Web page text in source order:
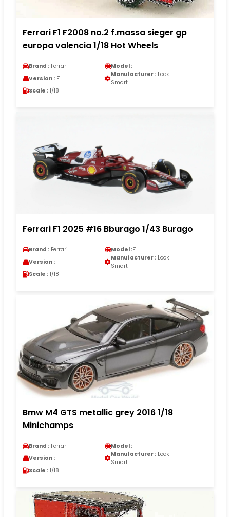
Ferrari F1 F2008 no.2 f.massa sieger gp
europa valencia 1/18 Hot Wheels
Brand : Ferrari Model :F1
Version : F1
Manufacturer : Look
Smart
Scale : 1/18
Ferrari F1 2025 #16 Bburago 1/43 Burago
Brand : Ferrari Model :F1
Version : F1
Manufacturer : Look
Smart
Scale : 1/18
Bmw M4 GTS metallic grey 2016 1/18
Minichamps
Brand : Ferrari Model :F1
Version : F1
Manufacturer : Look
Smart
Scale : 1/18